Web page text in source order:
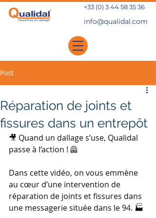
+33 (0) 3 44 58 35 36
info@qualidal.com
Post
Réparation de joints et
fissures dans un entrepôt
🎥 Quand un dallage s’use, Qualidal
passe à l’action ! 🦺
Dans cette vidéo, on vous emmène
au cœur d’une intervention de
réparation de joints et fissures dans
une messagerie située dans le 94. 🏭